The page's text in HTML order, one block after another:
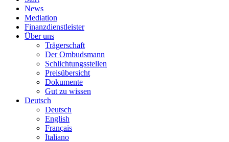
News
Mediation
Finanzdienstleister
Über uns
Trägerschaft
Der Ombudsmann
Schlichtungsstellen
Preisübersicht
Dokumente
Gut zu wissen
Deutsch
Deutsch
English
Français
Italiano